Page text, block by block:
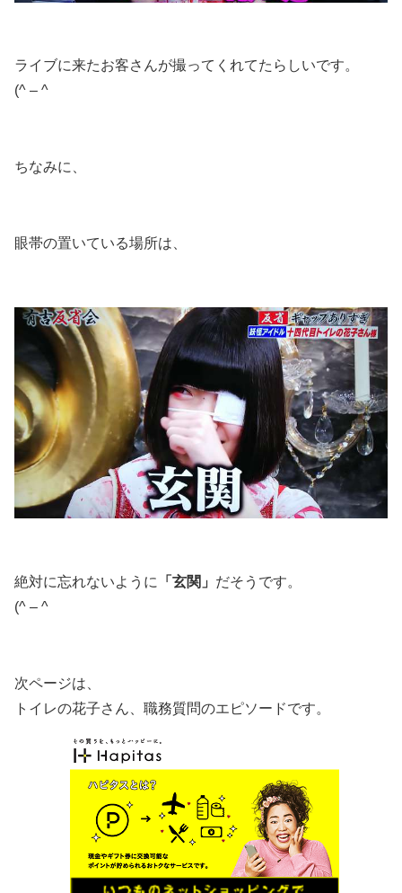
ライブに来たお客さんが撮ってくれてたらしいです。
(^ – ^
ちなみに、
眼帯の置いている場所は、
絶対に忘れないように 「玄関」 だそうです。
(^ – ^
次ページは、
トイレの花子さん、職務質問のエピソードです。